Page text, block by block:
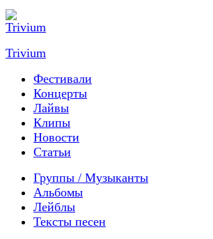
Trivium
Фестивали
Концерты
Лайвы
Клипы
Новости
Статьи
Группы / Музыканты
Альбомы
Лейблы
Тексты песен